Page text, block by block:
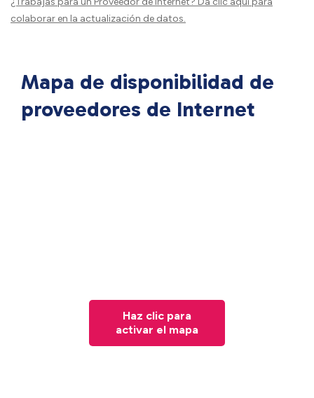
colaborar en la actualización de datos.
Mapa de disponibilidad de
proveedores de Internet
Haz clic para
activar el mapa